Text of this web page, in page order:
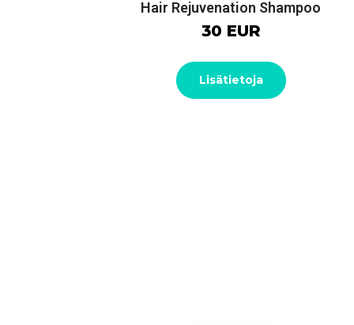
Hair Rejuvenation Shampoo
30 EUR
Lisätietoja